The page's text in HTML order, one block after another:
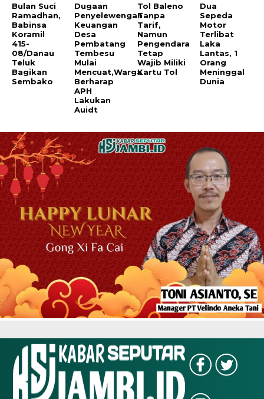
Bulan Suci
Ramadhan,
Babinsa
Koramil
415-
08/Danau
Teluk
Bagikan
Sembako
Dugaan
Penyelewengan
Keuangan
Desa
Pembatang
Tembesu
Mulai
Mencuat,Warga
Berharap
APH
Lakukan
Auidt
Tol Baleno
Tanpa
Tarif,
Namun
Pengendara
Tetap
Wajib Miliki
Kartu Tol
Dua
Sepeda
Motor
Terlibat
Laka
Lantas, 1
Orang
Meninggal
Dunia